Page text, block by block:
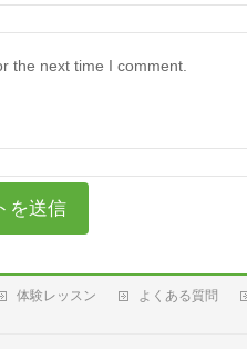
the next time I comment.
体験レッスン よくある質問